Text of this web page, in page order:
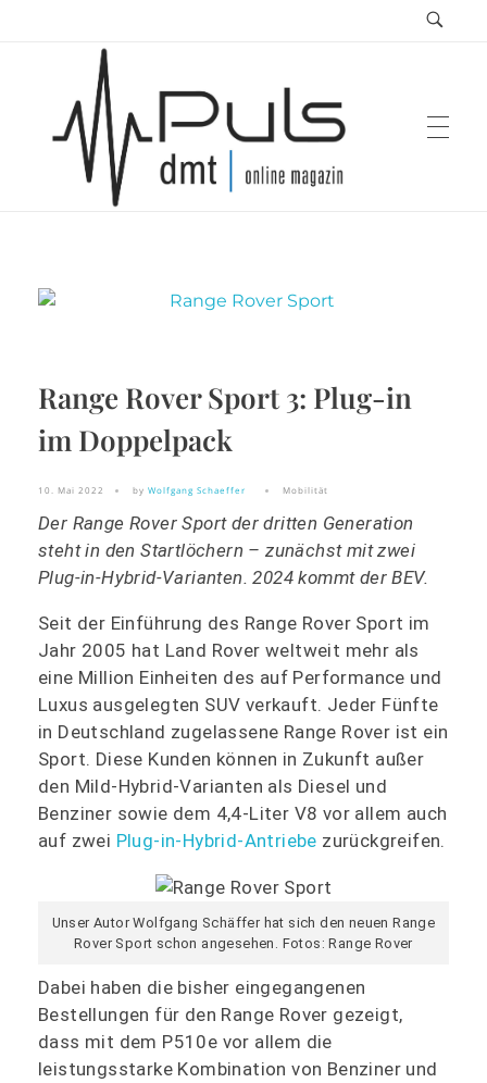
Puls Magazin
Zukunft der Mobilität
Range Rover Sport 3: Plug-in
im Doppelpack
10. Mai 2022 by Wolfgang Schaeffer Mobilität
Der Range Rover Sport der dritten Generation
steht in den Startlöchern – zunächst mit zwei
Plug-in-Hybrid-Varianten. 2024 kommt der BEV.
Seit der Einführung des Range Rover Sport im
Jahr 2005 hat Land Rover weltweit mehr als
eine Million Einheiten des auf Performance und
Luxus ausgelegten SUV verkauft. Jeder Fünfte
in Deutschland zugelassene Range Rover ist ein
Sport. Diese Kunden können in Zukunft außer
den Mild-Hybrid-Varianten als Diesel und
Benziner sowie dem 4,4-Liter V8 vor allem auch
auf zwei Plug-in-Hybrid-Antriebe zurückgreifen.
Unser Autor Wolfgang Schäffer hat sich den neuen Range
Rover Sport schon angesehen. Fotos: Range Rover
Dabei haben die bisher eingegangenen
Bestellungen für den Range Rover gezeigt,
dass mit dem P510e vor allem die
leistungsstarke Kombination von Benziner und